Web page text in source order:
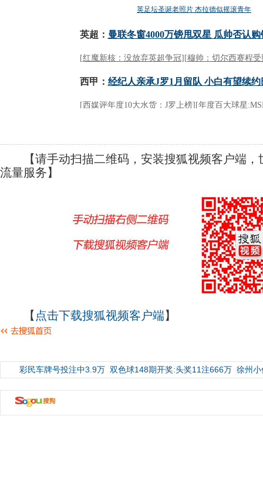
【请手动扫描二维码，安装搜狐视频客户端，
流量服务】
【 点击下载搜狐视频客户端】
彩民车牌号投注中3.9万 双色球148期开奖:头奖11注666万 徐州